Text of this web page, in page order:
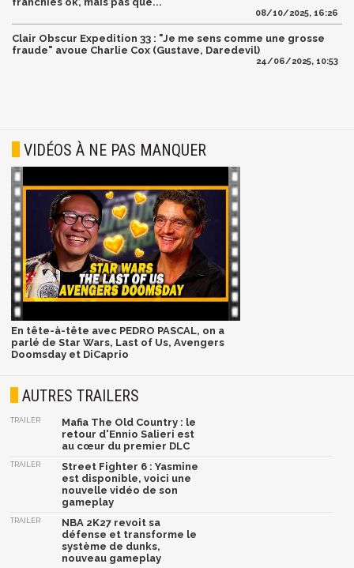
08/10/2025, 16:26
Clair Obscur Expedition 33 : "Je me sens comme une grosse
fraude" avoue Charlie Cox (Gustave, Daredevil)
24/06/2025, 10:53
VIDÉOS À NE PAS MANQUER
En tête-à-tête avec PEDRO PASCAL, on a
parlé de Star Wars, Last of Us, Avengers
Doomsday et DiCaprio
AUTRES TRAILERS
TRAILER
Mafia The Old Country : le
retour d'Ennio Salieri est
au cœur du premier DLC
TRAILER
Street Fighter 6 : Yasmine
est disponible, voici une
nouvelle vidéo de son
gameplay
TRAILER
NBA 2K27 revoit sa
défense et transforme le
système de dunks,
nouveau gameplay